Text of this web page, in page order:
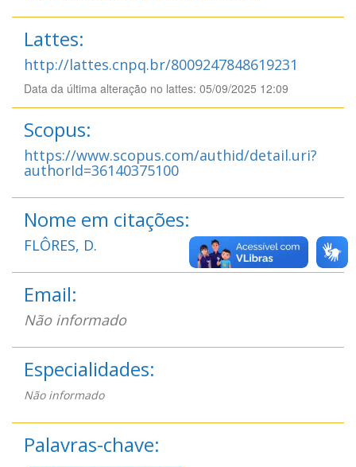
Lattes:
http://lattes.cnpq.br/8009247848619231
Data da última alteração no lattes: 05/09/2025 12:09
Scopus:
https://www.scopus.com/authid/detail.uri?
authorId=36140375100
Nome em citações:
FLÔRES, D.
Email:
Não informado
Especialidades:
Não informado
Palavras-chave: